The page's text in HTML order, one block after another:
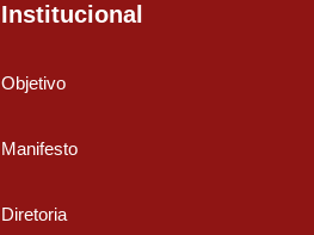
Institucional
Objetivo
Manifesto
Diretoria